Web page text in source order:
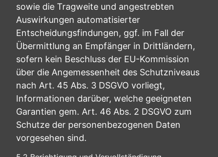
sowie die Tragweite und angestrebten
Auswirkungen automatisierter
Entscheidungsfindungen, ggf. im Fall der
Übermittlung an Empfänger in Drittländern,
sofern kein Beschluss der EU-Kommission
über die Angemessenheit des Schutzniveaus
nach Art. 45 Abs. 3 DSGVO vorliegt,
Informationen darüber, welche geeigneten
Garantien gem. Art. 46 Abs. 2 DSGVO zum
Schutze der personenbezogenen Daten
vorgesehen sind.